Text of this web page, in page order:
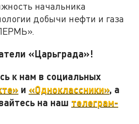
начальника
добычи нефти и газа
«Царьграда»!
к нам в социальных
и «Одноклассники», а
на наш телеграм-